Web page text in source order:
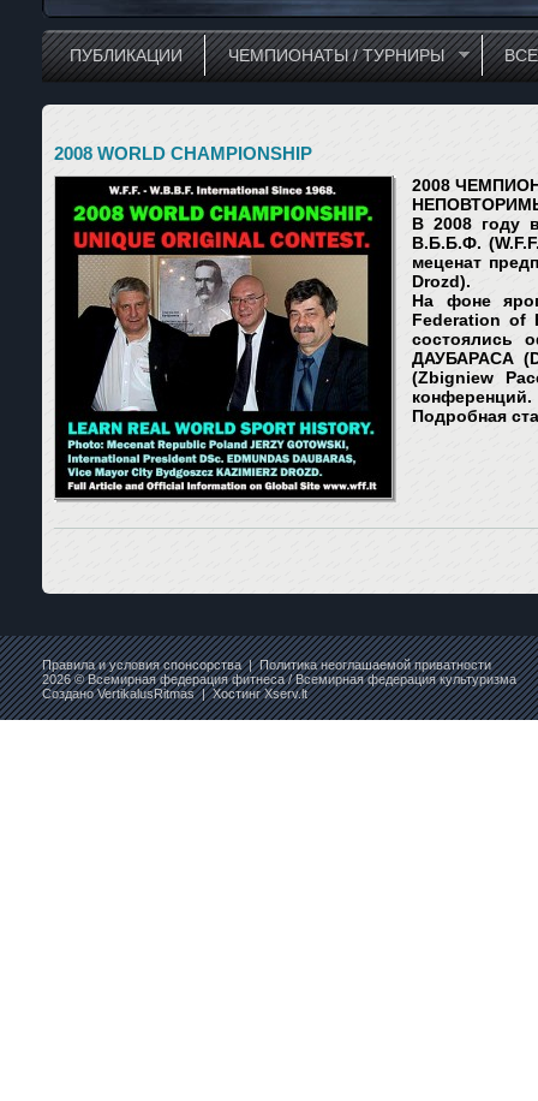
ПУБЛИКАЦИИ ЧЕМПИОНАТЫ / ТУРНИРЫ
2008 WORLD CHAMPIONSHIP
2008
В 2008 году
В.Б.Б.Ф. (
меценат
Drozd).
На фоне
Federation of
состоялись
ДАУБАРАСА (
(Zbigniew
конференций.
Подробная
Правила и условия спонсорства|Политика неоглашаемой приватности
2026 © Всемирная федерация фитнеса / Всемирная федерация культуризма
СозданоVertikalusRitmas| ХостингXserv.lt